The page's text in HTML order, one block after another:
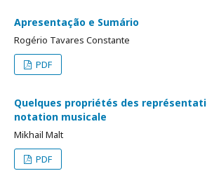
Apresentação e Sumário
Rogério Tavares Constante
PDF
Quelques propriétés des
notation musicale
Mikhail Malt
PDF